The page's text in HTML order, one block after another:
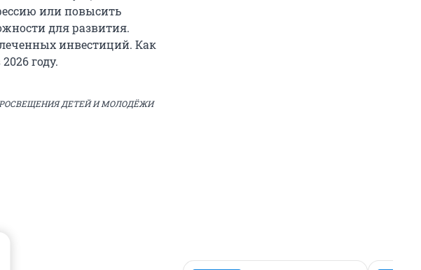
или повысить
для развития.
инвестиций. Как
году.
ДЕТЕЙ И МОЛОДЁЖИ